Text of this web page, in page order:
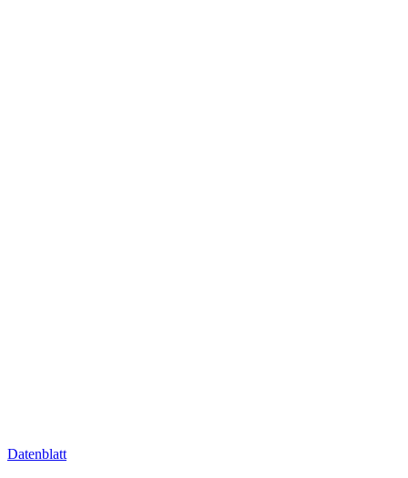
Datenblatt